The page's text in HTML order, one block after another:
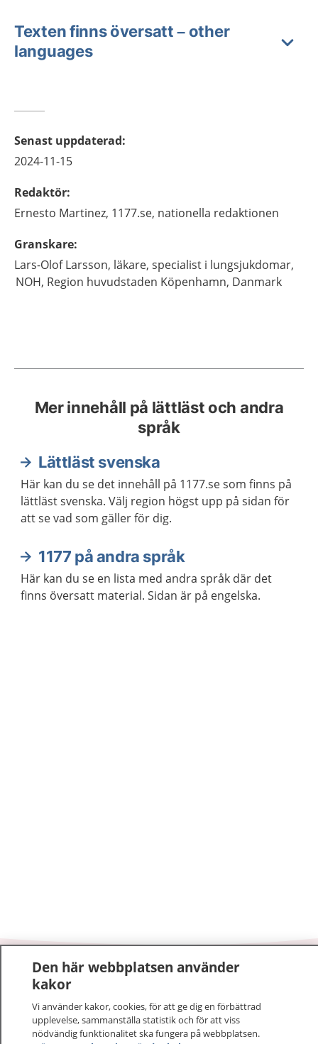
Texten finns översatt – other
languages
Senast uppdaterad:
2024-11-15
Redaktör:
Ernesto Martinez, 1177.se, nationella redaktionen
Granskare:
Lars-Olof Larsson, läkare, specialist i lungsjukdomar,
NOH, Region huvudstaden Köpenhamn, Danmark
Mer innehåll på lättläst och andra
språk
Lättläst svenska
Här kan du se det innehåll på 1177.se som finns på
lättläst svenska. Välj region högst upp på sidan för
att se vad som gäller för dig.
1177 på andra språk
Här kan du se en lista med andra språk där det
finns översatt material. Sidan är på engelska.
1177–tryggt om din hälsa och vård
På 1177.se får du råd om hälsa och information om
sjukdomar och vilka mottagningar du kan kontakta.
Den här webbplatsen använder
kakor
Vi använder kakor, cookies, för att ge dig en förbättrad
upplevelse, sammanställa statistik och för att viss
nödvändig funktionalitet ska fungera på webbplatsen.